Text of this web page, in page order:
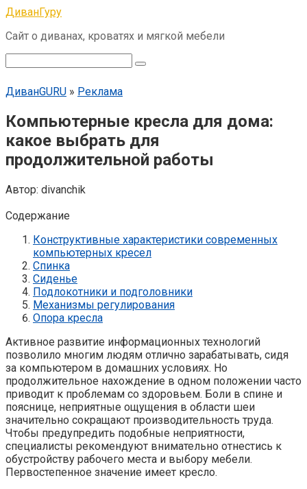
Перейти
контенту
ДиванГуру
Сайт о диванах, кроватях и мягкой мебели
ДиванGURU » Реклама
Компьютерные кресла для дома:
какое выбрать для
продолжительной работы
Автор: divanchik
Содержание
Конструктивные характеристики современных
компьютерных кресел
Спинка
Сиденье
Подлокотники и подголовники
Механизмы регулирования
Опора кресла
Активное развитие информационных технологий
позволило многим людям отлично зарабатывать, сидя
за компьютером в домашних условиях. Но
продолжительное нахождение в одном положении часто
приводит к проблемам со здоровьем. Боли в спине и
пояснице, неприятные ощущения в области шеи
значительно сокращают производительность труда.
Чтобы предупредить подобные неприятности,
специалисты рекомендуют внимательно отнестись к
обустройству рабочего места и выбору мебели.
Первостепенное значение имеет кресло.